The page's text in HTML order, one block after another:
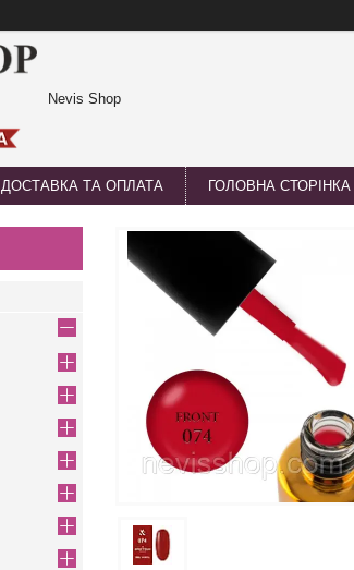
Nevis Shop
ДОСТАВКА ТА ОПЛАТА ГОЛОВНА СТОРІНКА